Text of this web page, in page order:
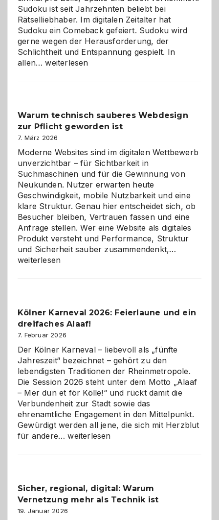
Sudoku ist seit Jahrzehnten beliebt bei
Rätselliebhaber. Im digitalen Zeitalter hat
Sudoku ein Comeback gefeiert. Sudoku wird
gerne wegen der Herausforderung, der
Schlichtheit und Entspannung gespielt. In
allen…Sudoku
den
Logikrätseln
weiterlesen
Warum technisch sauberes Webdesign
zur Pflicht geworden ist
7. März 2026
Moderne Websites sind im digitalen Wettbewerb
unverzichtbar – für Sichtbarkeit in
Suchmaschinen und für die Gewinnung von
Neukunden. Nutzer erwarten heute
Geschwindigkeit, mobile Nutzbarkeit und eine
klare Struktur. Genau hier entscheidet sich, ob
Besucher bleiben, Vertrauen fassen und eine
Anfrage stellen. Wer eine Website als digitales
Produkt versteht und Performance, Struktur
und Sicherheit sauber zusammendenkt,…
geworden
weiterlesen
Kölner Karneval 2026: Feierlaune und ein
dreifaches Alaaf!
7. Februar 2026
Der Kölner Karneval – liebevoll als „fünfte
Jahreszeit“ bezeichnet – gehört zu den
lebendigsten Traditionen der Rheinmetropole.
Die Session 2026 steht unter dem Motto „Alaaf
– Mer dun et för Kölle!“ und rückt damit die
Verbundenheit zur Stadt sowie das
ehrenamtliche Engagement in den Mittelpunkt.
Gewürdigt werden all jene, die sich mit Herzblut
für andere…Kölner
ein
dreifaches
Alaaf!
weiterlesen
Sicher, regional, digital: Warum
Vernetzung mehr als Technik ist
19. Januar 2026